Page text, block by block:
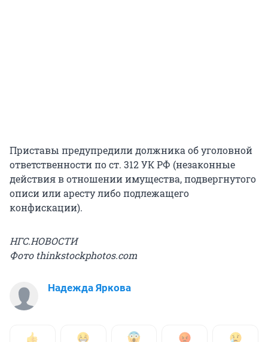
Приставы предупредили должника об уголовной
ответственности по ст. 312 УК РФ (незаконные
действия в отношении имущества, подвергнутого
описи или аресту либо подлежащего
конфискации).
НГС.НОВОСТИ
Фото thinkstockphotos.com
Надежда Яркова